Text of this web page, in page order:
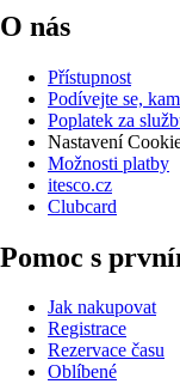
O nás
Přístupnost
Podívejte se,
Poplatek za
Nastavení
Možnosti platby
itesco.cz
Clubcard
Pomoc s
Jak nakupovat
Registrace
Rezervace času
Oblíbené